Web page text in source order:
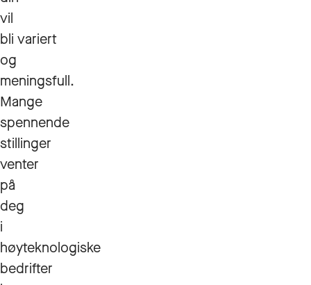
vil
bli variert
og
meningsfull.
Mange
spennende
stillinger
venter
på
deg
i
høyteknologiske
bedrifter